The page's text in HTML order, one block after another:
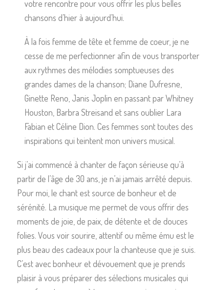
votre rencontre pour vous offrir les plus belles
chansons d’hier à aujourd’hui.
À la fois femme de tête et femme de coeur, je ne
cesse de me perfectionner afin de vous transporter
aux rythmes des mélodies somptueuses des
grandes dames de la chanson; Diane Dufresne,
Ginette Reno, Janis Joplin en passant par Whitney
Houston, Barbra Streisand et sans oublier Lara
Fabian et Céline Dion. Ces femmes sont toutes des
inspirations qui teintent mon univers musical.
Si j’ai commencé à chanter de façon sérieuse qu’à
partir de l’âge de 30 ans, je n’ai jamais arrêté depuis.
Pour moi, le chant est source de bonheur et de
sérénité. La musique me permet de vous offrir des
moments de joie, de paix, de détente et de douces
folies. Vous voir sourire, attentif ou même ému est le
plus beau des cadeaux pour la chanteuse que je suis.
C’est avec bonheur et dévouement que je prends
plaisir à vous préparer des sélections musicales qui